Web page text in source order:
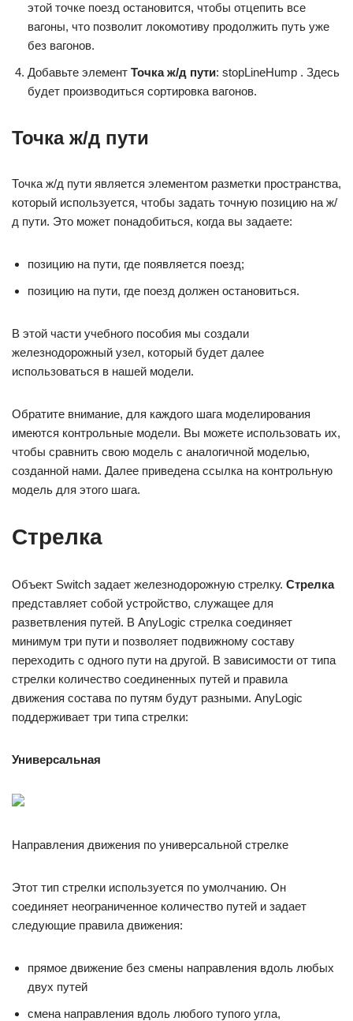
этой точке поезд остановится, чтобы отцепить все
вагоны, что позволит локомотиву продолжить путь уже
без вагонов.
Добавьте элемент Точка ж/д пути: stopLineHump . Здесь
будет производиться сортировка вагонов.
Точка ж/д пути
Точка ж/д пути является элементом разметки пространства,
который используется, чтобы задать точную позицию на ж/
д пути. Это может понадобиться, когда вы задаете:
позицию на пути, где появляется поезд;
позицию на пути, где поезд должен остановиться.
В этой части учебного пособия мы создали
железнодорожный узел, который будет далее
использоваться в нашей модели.
Обратите внимание, для каждого шага моделирования
имеются контрольные модели. Вы можете использовать их,
чтобы сравнить свою модель с аналогичной моделью,
созданной нами. Далее приведена ссылка на контрольную
модель для этого шага.
Стрелка
Объект Switch задает железнодорожную стрелку. Стрелка
представляет собой устройство, служащее для
разветвления путей. В AnyLogic стрелка соединяет
минимум три пути и позволяет подвижному составу
переходить с одного пути на другой. В зависимости от типа
стрелки количество соединенных путей и правила
движения состава по путям будут разными. AnyLogic
поддерживает три типа стрелки:
Универсальная
Направления движения по универсальной стрелке
Этот тип стрелки используется по умолчанию. Он
соединяет неограниченное количество путей и задает
следующие правила движения:
прямое движение без смены направления вдоль любых
двух путей
смена направления вдоль любого тупого угла,